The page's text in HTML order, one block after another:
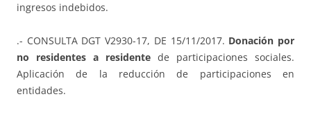
ingresos indebidos.
.- CONSULTA DGT V2930-17, DE 15/11/2017. Donación por
no residentes a residente de participaciones sociales.
Aplicación de la reducción de participaciones en
entidades.